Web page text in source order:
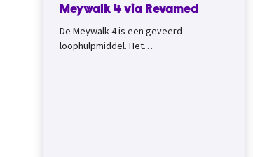
Meywalk 4 via Revamed
De Meywalk 4 is een geveerd
loophulpmiddel. Het